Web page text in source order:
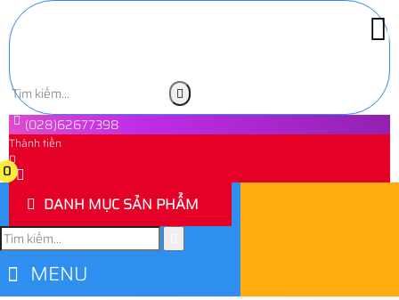
(028)62677398
Thành tiền
0
0
DANH MỤC SẢN PHẨM
MENU